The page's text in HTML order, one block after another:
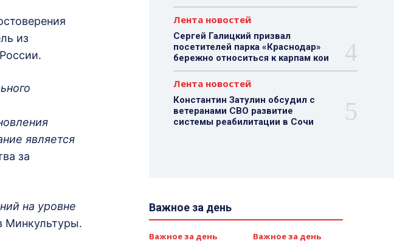
из
является
за
на уровне
Минкультуры.
Лента новостей
Сергей Галицкий призвал
посетителей парка «Краснодар»
бережно относиться к карпам кои
Лента новостей
Константин Затулин обсудил с
ветеранами СВО развитие
системы реабилитации в Сочи
Важное за день
Важное за день Важное за день